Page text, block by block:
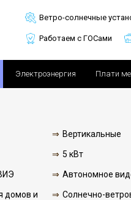
Ветро-солнечные
Работаем с ГОСами
Электроэнергия Плати
Вертикальные
5 кВт
Автономное
домов и
Солнечно-